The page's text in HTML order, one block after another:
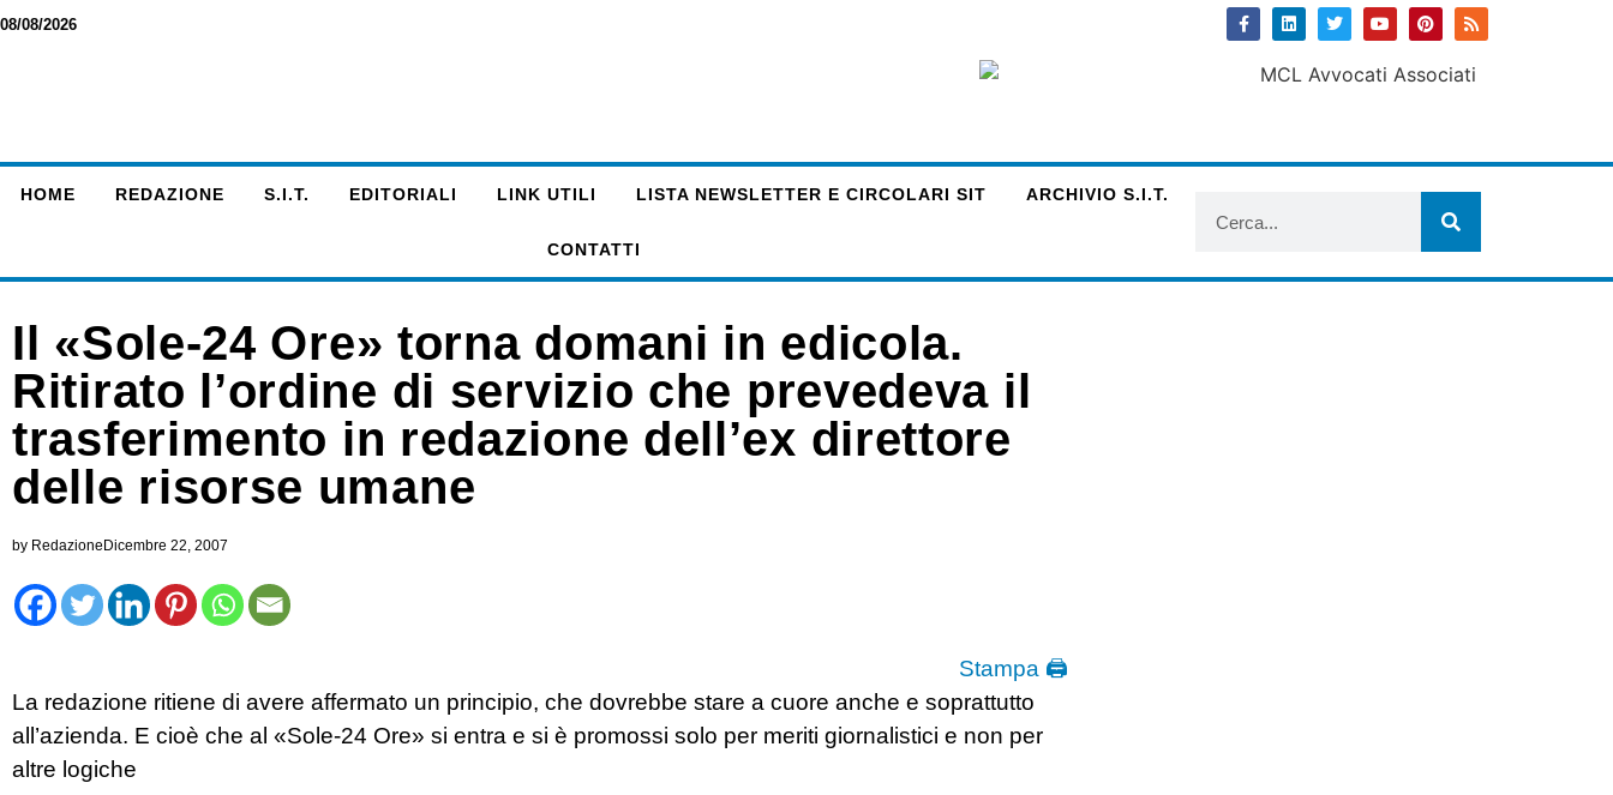
08/08/2026
HOME REDAZIONE S.I.T. EDITORIALI LINK UTILI LISTA NEWSLETTER E CIRCOLARI SIT ARCHIVIO S.I.T.
CONTATTI
Il «Sole-24 Ore» torna domani in edicola.
Ritirato l’ordine di servizio che prevedeva il
trasferimento in redazione dell’ex direttore
delle risorse umane
by Redazione Dicembre 22, 2007
Stampa 🖨
La redazione ritiene di avere affermato un principio, che dovrebbe stare a cuore anche e soprattutto
all’azienda. E cioè che al «Sole-24 Ore» si entra e si è promossi solo per meriti giornalistici e non per
altre logiche